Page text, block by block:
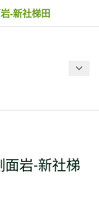
-新社梯田
觀音西西峰-清風
面岩-新社梯